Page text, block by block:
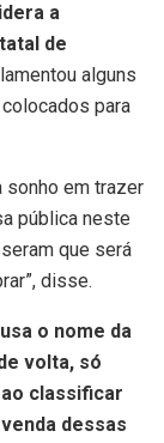
a
de
alguns
para
sonho em trazer
pública neste
que será
disse.
o nome da
volta, só
classificar
dessas